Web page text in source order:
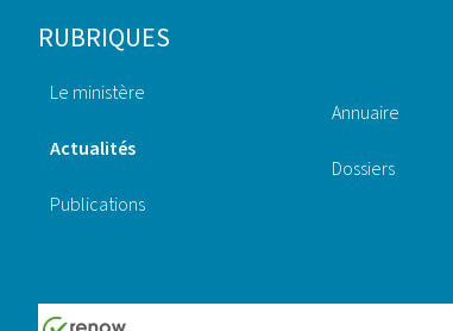
Pied
de
RUBRIQUES
Le ministère
Actualités
Publications
Annuaire
Dossiers